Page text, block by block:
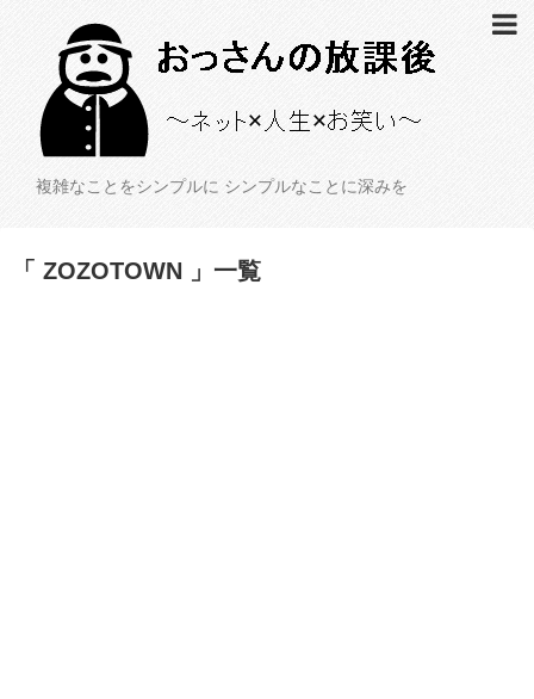
複雑なことをシンプルに シンプルなことに深みを
「 ZOZOTOWN 」一覧